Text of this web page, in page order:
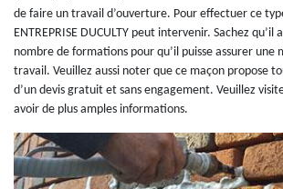
de faire un travail d’ouverture. Pour effectuer ce
ENTREPRISE DUCULTY peut intervenir. Sachez qu’il
nombre de formations pour qu’il puisse assurer une
travail. Veuillez aussi noter que ce maçon propose
d’un devis gratuit et sans engagement. Veuillez
avoir de plus amples informations.